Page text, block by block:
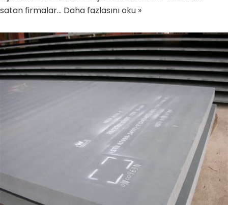
satan firmalar… Daha fazlasını oku »